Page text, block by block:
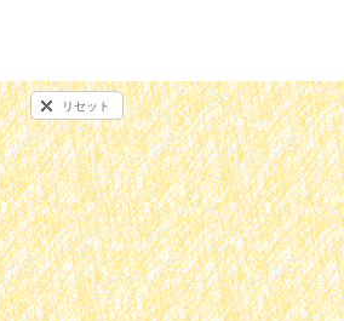
リセット